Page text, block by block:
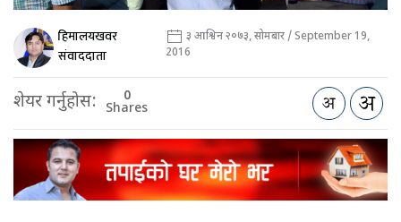
हिमालयखवर
संवाददाता
३ आश्विन २०७३, सोमबार / September 19,
2016
शेयर गर्नुहोस: 0
Shares